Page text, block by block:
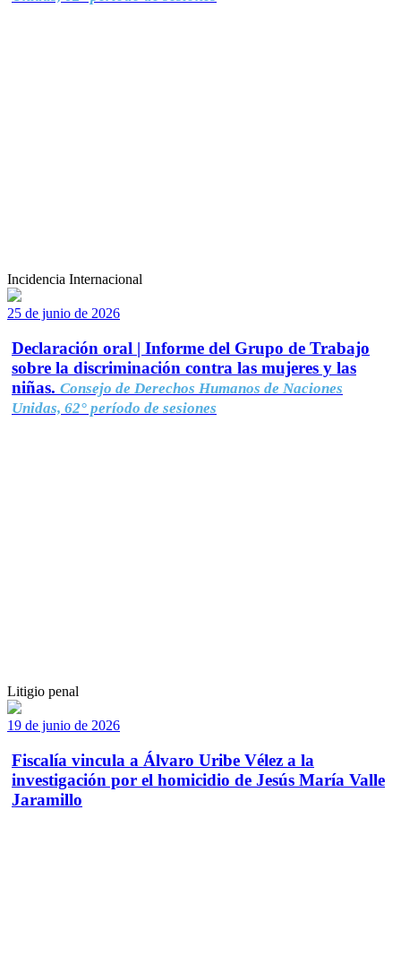
Incidencia Internacional
25 de junio de 2026
Declaración oral | Informe del Grupo de Trabajo
sobre la discriminación contra las mujeres y las
niñas. Consejo de Derechos Humanos de Naciones
Unidas, 62° período de sesiones
Litigio penal
19 de junio de 2026
Fiscalía vincula a Álvaro Uribe Vélez a la
investigación por el homicidio de Jesús María Valle
Jaramillo